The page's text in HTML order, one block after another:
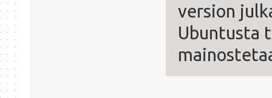
version
Ubuntusta